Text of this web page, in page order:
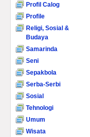
Profil Calog
Profile
Religi, Sosial &
Budaya
Samarinda
Seni
Sepakbola
Serba-Serbi
Sosial
Tehnologi
Umum
Wisata